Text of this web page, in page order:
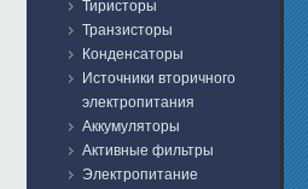
Тиристоры
Транзисторы
Конденсаторы
Источники вторичного
электропитания
Аккумуляторы
Активные фильтры
Электропитание